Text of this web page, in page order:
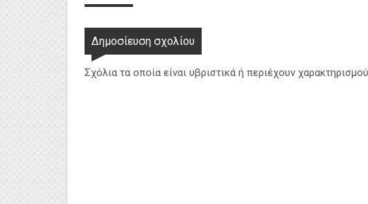
Δημοσίευση σχολίου
Σχόλια τα οποία είναι υβριστικά ή περιέχουν